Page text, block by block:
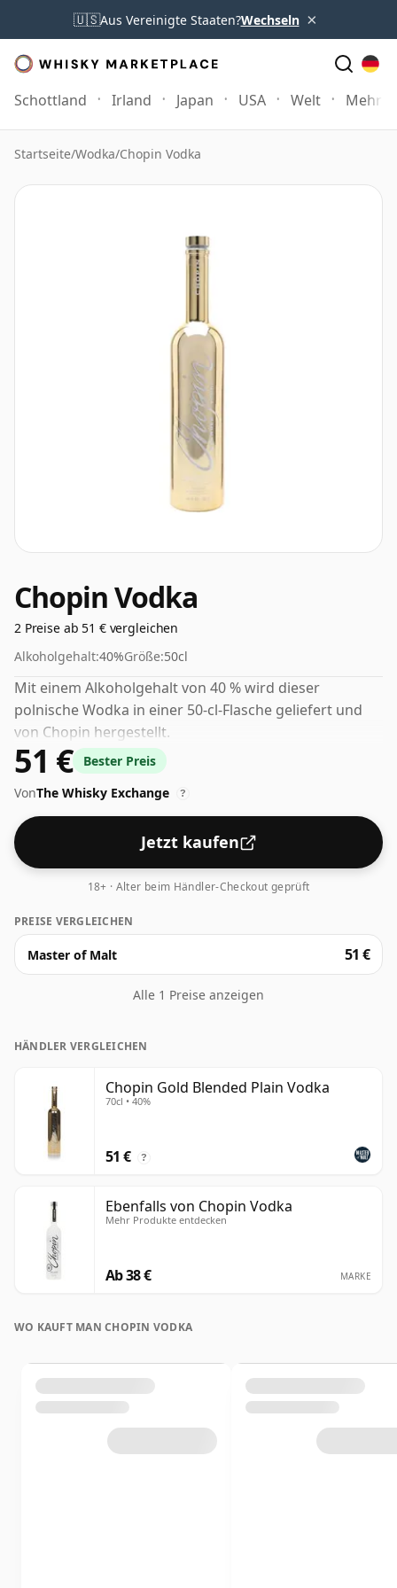
🇺🇸Aus Vereinigte Staaten?Wechseln ×
Schottland Irland Japan USA Welt Mehr
Startseite/Wodka/Chopin Vodka
Chopin Vodka
2 Preise ab 51 € vergleichen
Alkoholgehalt:40%Größe:50cl
Mit einem Alkoholgehalt von 40 % wird dieser
polnische Wodka in einer 50-cl-Flasche geliefert und
von Chopin hergestellt.
51 €
Bester Preis
VonThe Whisky Exchange ?
Jetzt kaufen
18+ · Alter beim Händler-Checkout geprüft
PREISE VERGLEICHEN
Master of Malt 51 €
Alle 1 Preise anzeigen
HÄNDLER VERGLEICHEN
Chopin Gold Blended Plain Vodka
70cl • 40%
51 € ?
Ebenfalls von Chopin Vodka
Mehr Produkte entdecken
Ab 38 € MARKE
WO KAUFT MAN CHOPIN VODKA